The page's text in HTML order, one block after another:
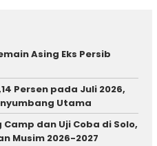
Asing Eks Persib
Persen pada Juli 2026,
Utama
dan Uji Coba di Solo,
Musim 2026-2027